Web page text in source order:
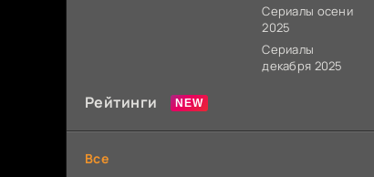
Сериалы осени
2025
Сериалы
декабря 2025
Рейтинги
Все